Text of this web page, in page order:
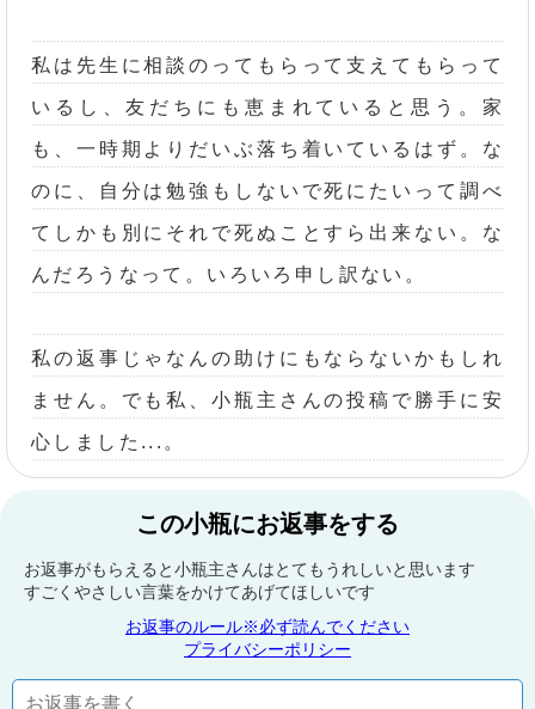
私は先生に相談のってもらって支えてもらって
いるし、友だちにも恵まれていると思う。家
も、一時期よりだいぶ落ち着いているはず。な
のに、自分は勉強もしないで死にたいって調べ
てしかも別にそれで死ぬことすら出来ない。な
んだろうなって。いろいろ申し訳ない。
私の返事じゃなんの助けにもならないかもしれ
ません。でも私、小瓶主さんの投稿で勝手に安
心しました...。
この小瓶にお返事をする
お返事がもらえると小瓶主さんはとてもうれしいと思います
すごくやさしい言葉をかけてあげてほしいです
お返事のルール※必ず読んでください
プライバシーポリシー